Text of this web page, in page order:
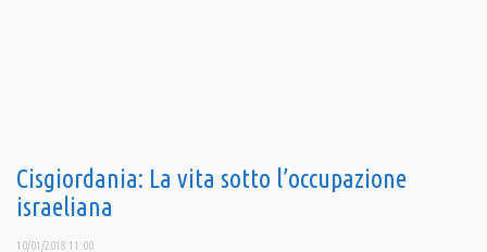
Cisgiordania: La vita sotto l’occupazione
israeliana
10/01/2018 11:00